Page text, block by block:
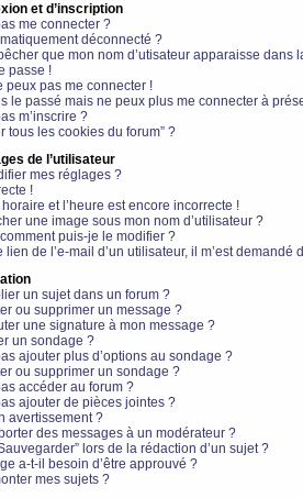
et d’inscription
me connecter ?
déconnecté ?
que mon nom d’utisateur apparaisse dans
passe !
peux pas me connecter !
le passé mais ne peux plus me connecter à
m’inscrire ?
tous les cookies du forum” ?
de l’utilisateur
mes réglages ?
!
et l’heure est encore incorrecte !
une image sous mon nom d’utilisateur ?
puis-je le modifier ?
de l’e-mail d’un utilisateur, il m’est demandé
un sujet dans un forum ?
ou supprimer un message ?
une signature à mon message ?
un sondage ?
ajouter plus d’options au sondage ?
ou supprimer un sondage ?
accéder au forum ?
ajouter de pièces jointes ?
avertissement ?
des messages à un modérateur ?
lors de la rédaction d’un sujet ?
a-t-il besoin d’être approuvé ?
mes sujets ?